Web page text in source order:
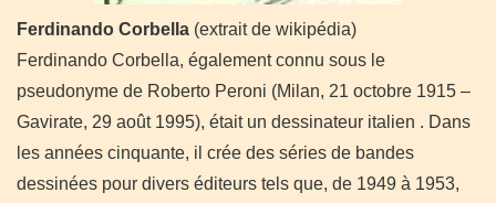
Ferdinando Corbella (extrait de wikipédia)
Ferdinando Corbella, également connu sous le
pseudonyme de Roberto Peroni (Milan, 21 octobre 1915 –
Gavirate, 29 août 1995), était un dessinateur italien . Dans
les années cinquante, il crée des séries de bandes
dessinées pour divers éditeurs tels que, de 1949 à 1953,